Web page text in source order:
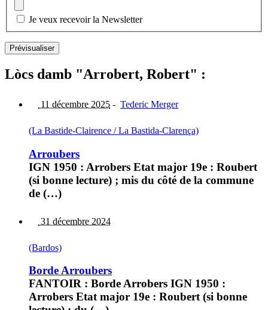
Je veux recevoir la Newsletter
Lòcs damb "Arrobert, Robert" :
11 décembre 2025 - Tederic Merger
(La Bastide-Clairence / La Bastida-Clarença)
Arroubers
IGN 1950 : Arrobers Etat major 19e : Roubert
(si bonne lecture) ; mis du côté de la commune
de (…)
31 décembre 2024
(Bardos)
Borde Arroubers
FANTOIR : Borde Arrobers IGN 1950 :
Arrobers Etat major 19e : Roubert (si bonne